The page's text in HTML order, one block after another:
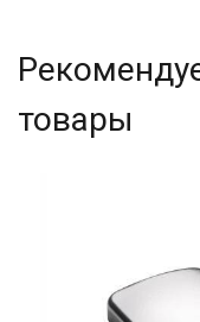
товары